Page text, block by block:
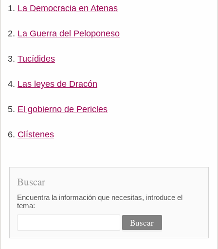
La Democracia en Atenas
La Guerra del Peloponeso
Tucídides
Las leyes de Dracón
El gobierno de Pericles
Clístenes
Buscar
Encuentra la información que necesitas, introduce el
tema: